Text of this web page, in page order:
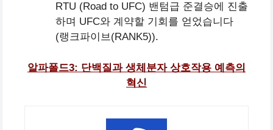
RTU (Road to UFC) 밴텀급 준결승에 진출
하며 UFC와 계약할 기회를 얻었습니다​
(랭크파이브(RANK5)).
알파폴드3: 단백질과 생체분자 상호작용 예측의
혁신